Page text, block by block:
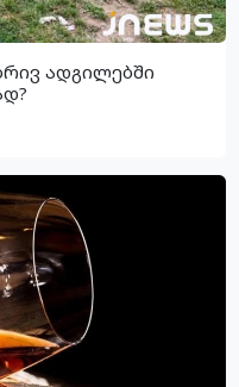
ადგილებში